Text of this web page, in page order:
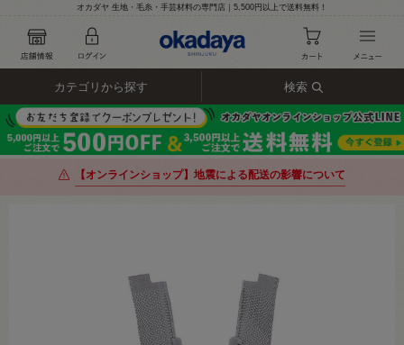
オカダヤ 生地・毛糸・手芸材料の専門店｜5,500円以上で送料無料！
カテゴリから探す 検索
【オンラインショップ】地震による配送の影響について